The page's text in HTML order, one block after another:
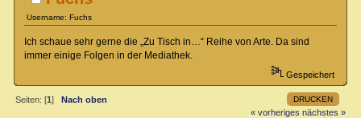
Username: Fuchs
Ich schaue sehr gerne die „Zu Tisch in…“ Reihe von Arte. Da sind
immer einige Folgen in der Mediathek.
Gespeichert
DRUCKEN
Seiten: [1]
Nach oben
« vorheriges nächstes »